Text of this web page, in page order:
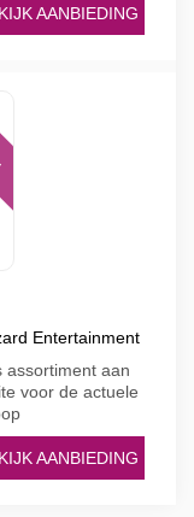
AANBIEDING
Entertainment
assortiment aan
voor de actuele
AANBIEDING